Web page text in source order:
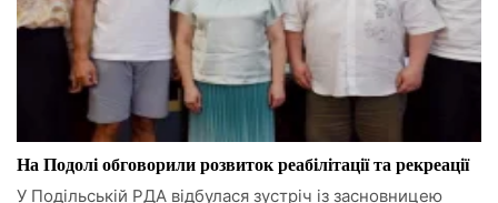
На Подолі обговорили розвиток реабілітації та рекреації
У Подільській РДА відбулася зустріч із засновницею